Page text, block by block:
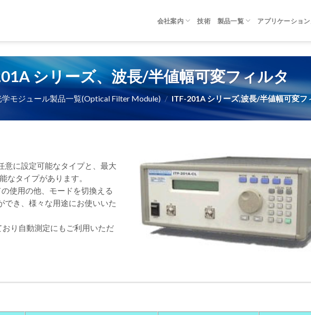
会社案内 技術 製品一覧 アプリケーショ
シリーズ、波長/半値幅可変フィルタ
学モジュール製品一覧(Optical Filter Module) / ITF-201A シリーズ,波長/半値幅可変フ
に設定可能なタイプと、最大
なタイプがあります。
使用の他、モードを切換える
でき、様々な用途にお使いいた
り自動測定にもご利用いただ